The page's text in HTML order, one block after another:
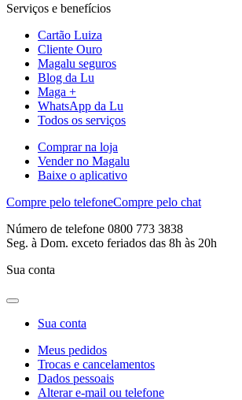
Serviços e benefícios
Cartão Luiza
Cliente Ouro
Magalu seguros
Blog da Lu
Maga +
WhatsApp da Lu
Todos os serviços
Comprar na loja
Vender no Magalu
Baixe o aplicativo
Compre pelo telefoneCompre pelo chat
Número de telefone 0800 773 3838
Seg. à Dom. exceto feriados das 8h às 20h
Sua conta
Sua conta
Meus pedidos
Trocas e cancelamentos
Dados pessoais
Alterar e-mail ou telefone